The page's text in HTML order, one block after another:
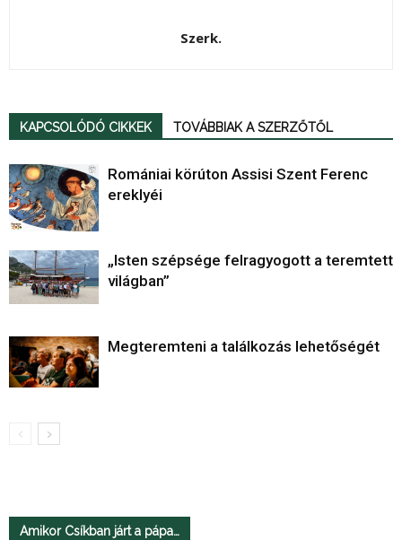
Szerk.
KAPCSOLÓDÓ CIKKEK TOVÁBBIAK A SZERZŐTŐL
Romániai körúton Assisi Szent Ferenc
ereklyéi
„Isten szépsége felragyogott a teremtett
világban”
Megteremteni a találkozás lehetőségét
Amikor Csíkban járt a pápa…